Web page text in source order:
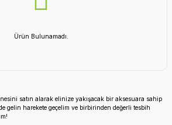
Ürün Bulunamadı.
satın alarak elinize yakışacak bir aksesuara sahip
gelin harekete geçelim ve birbirinden değerli tesbih